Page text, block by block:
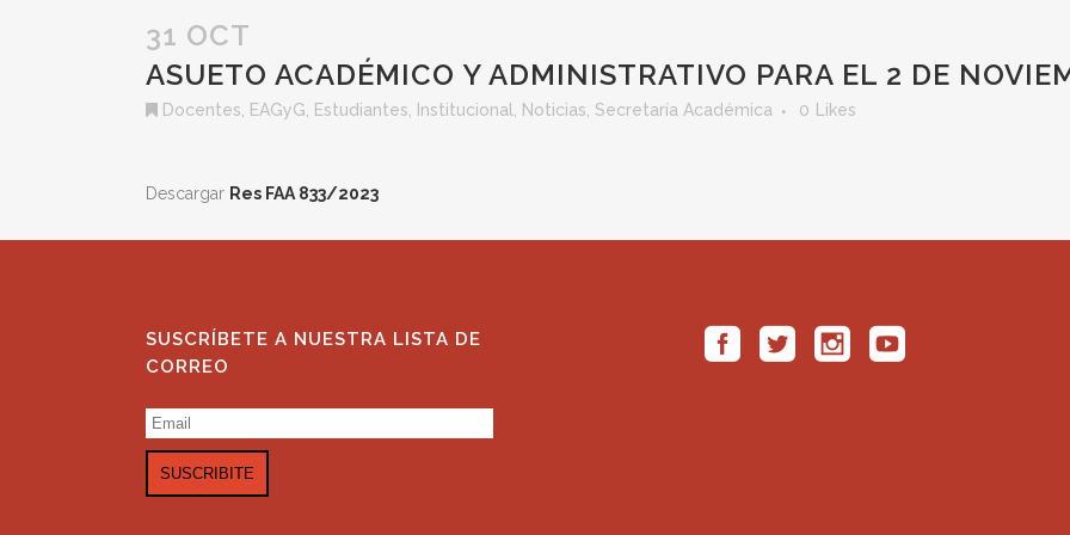
31 OCT
ASUETO ACADÉMICO Y ADMINISTRATIVO PARA EL 2 DE
Docentes EAGyG Estudiantes Institucional Noticias Secretaría Académica 0 Likes
Descargar Res FAA 833/2023
SUSCRÍBETE A NUESTRA LISTA DE
CORREO